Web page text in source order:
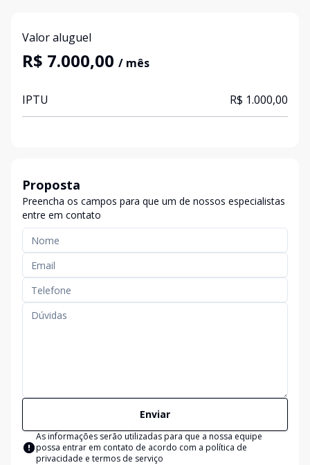
Valor aluguel
R$ 7.000,00 / mês
IPTU R$ 1.000,00
Proposta
Preencha os campos para que um de nossos especialistas
entre em contato
Enviar
As informações serão utilizadas para que a nossa equipe
possa entrar em contato de acordo com a política de
privacidade e termos de serviço